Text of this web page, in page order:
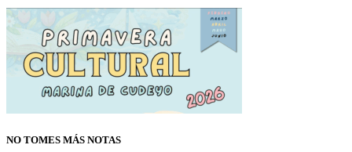
NO TOMES MÁS NOTAS